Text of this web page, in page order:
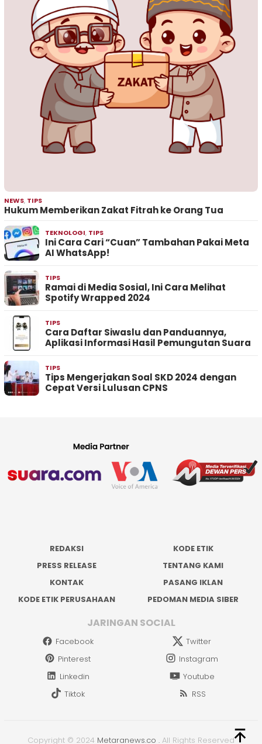
NEWS, TIPS
Hukum Memberikan Zakat Fitrah ke Orang Tua
TEKNOLOGI, TIPS
Ini Cara Cari “Cuan” Tambahan Pakai Meta
AI WhatsApp!
TIPS
Ramai di Media Sosial, Ini Cara Melihat
Spotify Wrapped 2024
TIPS
Cara Daftar Siwaslu dan Panduannya,
Aplikasi Informasi Hasil Pemungutan Suara
TIPS
Tips Mengerjakan Soal SKD 2024 dengan
Cepat Versi Lulusan CPNS
REDAKSI
KODE ETIK
PRESS RELEASE
TENTANG KAMI
KONTAK
PASANG IKLAN
KODE ETIK PERUSAHAAN
PEDOMAN MEDIA SIBER
JARINGAN SOCIAL
Facebook
Twitter
Pinterest
Instagram
Linkedin
Youtube
Tiktok
RSS
Copyright © 2024 Metaranews.co . All Rights Reserved